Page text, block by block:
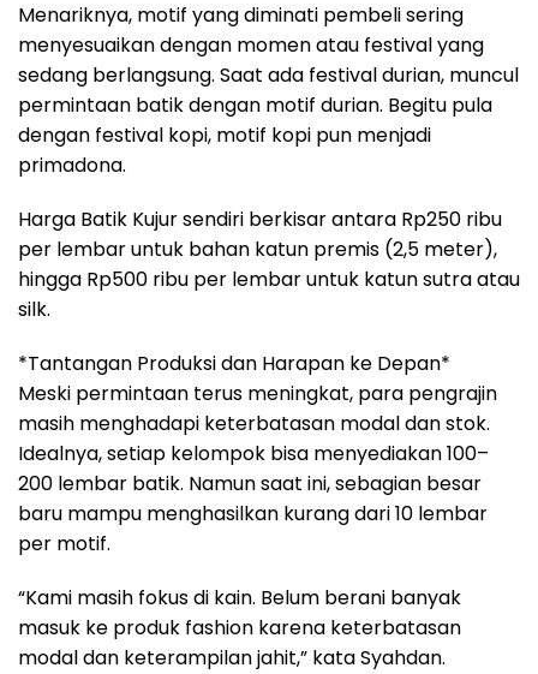
Menariknya, motif yang diminati pembeli sering
menyesuaikan dengan momen atau festival yang
sedang berlangsung. Saat ada festival durian, muncul
permintaan batik dengan motif durian. Begitu pula
dengan festival kopi, motif kopi pun menjadi
primadona.
Harga Batik Kujur sendiri berkisar antara Rp250 ribu
per lembar untuk bahan katun premis (2,5 meter),
hingga Rp500 ribu per lembar untuk katun sutra atau
silk.
*Tantangan Produksi dan Harapan ke Depan*
Meski permintaan terus meningkat, para pengrajin
masih menghadapi keterbatasan modal dan stok.
Idealnya, setiap kelompok bisa menyediakan 100–
200 lembar batik. Namun saat ini, sebagian besar
baru mampu menghasilkan kurang dari 10 lembar
per motif.
“Kami masih fokus di kain. Belum berani banyak
masuk ke produk fashion karena keterbatasan
modal dan keterampilan jahit,” kata Syahdan.